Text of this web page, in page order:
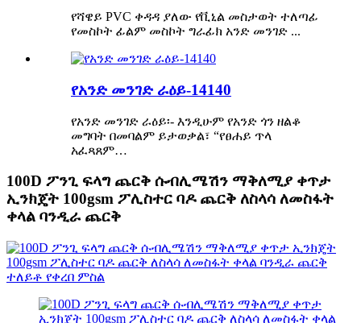
የሻዌይ PVC ቀዳዳ ያለው የቪኒል መስታወት ተለጣፊ
የመስኮት ፊልም መስኮት ግራፊክ አንድ መንገድ ...
የአንድ መንገድ ራዕይ-14140
የአንድ መንገድ ራዕይ፡- እንዲሁም የአንድ ጎን ዘልቆ
መግባት በመባልም ይታወቃል፣ “የፀሐይ ጥላ
አፈጻጸም…
100D ፖንጊ ፍላግ ጨርቅ ሱብሊሜሽን ማቅለሚያ ቀጥታ
ኢንክጄት 100gsm ፖሊስተር ባዶ ጨርቅ ለስላሳ ለመስፋት
ቀላል ባንዲራ ጨርቅ